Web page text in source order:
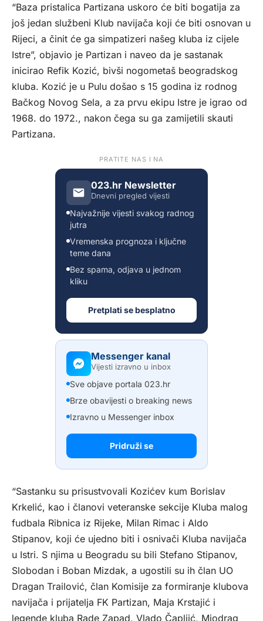
“Baza pristalica Partizana uskoro će biti bogatija za
još jedan službeni Klub navijača koji će biti osnovan u
Rijeci, a činit će ga simpatizeri našeg kluba iz cijele
Istre”, objavio je Partizan i naveo da je sastanak
inicirao Refik Kozić, bivši nogometaš beogradskog
kluba. Kozić je u Pulu došao s 15 godina iz rodnog
Bačkog Novog Sela, a za prvu ekipu Istre je igrao od
1968. do 1972., nakon čega su ga zamijetili skauti
Partizana.
PRATITE NAS I NA
023.hr Newsletter
Dnevni pregled vijesti
Najvažnije vijesti svakog radnog
jutra
Vremenska prognoza i ključne
teme dana
Bez spama, odjava u jednom
kliku
Pretplati se besplatno
Messenger kanal
Vijesti izravno u inbox
Sve objave portala 023.hr
Brze obavijesti o breaking news
Izravno u Messenger inbox
Pridruži se
“Sastanku su prisustvovali Kozićev kum Borislav
Krkelić, kao i članovi veteranske sekcije Kluba malog
fudbala Ribnica iz Rijeke, Milan Rimac i Aldo
Stipanov, koji će ujedno biti i osnivači Kluba navijača
u Istri. S njima u Beogradu su bili Stefano Stipanov,
Slobodan i Boban Mizdak, a ugostili su ih član UO
Dragan Trailović, član Komisije za formiranje klubova
navijača i prijatelja FK Partizan, Maja Krstajić i
legende kluba Rade Zapad, Vlado Čapljić, Miodrag